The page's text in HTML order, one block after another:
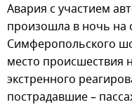
Авария с участием
произошла в ночь на
Симферопольского
место происшествия
экстренного
пострадавшие –